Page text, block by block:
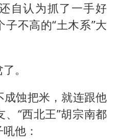
自认为抓了一手好
不高的“土木系”大
。
蚀把米，就连跟他
“西北王”胡宗南都
他：